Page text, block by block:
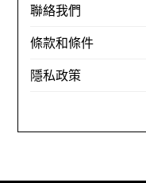
聯絡我們
條款和條件
隱私政策